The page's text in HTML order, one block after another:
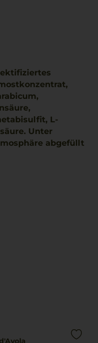
L-
Unter
abgefüllt